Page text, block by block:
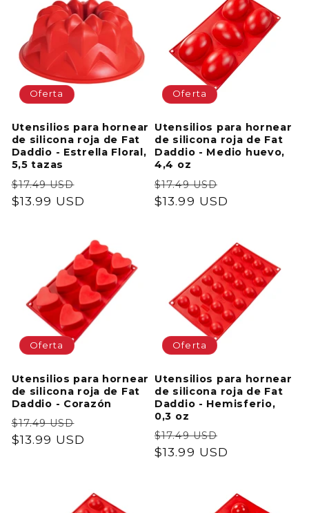
Oferta
Utensilios para hornear
de silicona roja de Fat
Daddio - Estrella Floral,
5,5 tazas
Precio
habitual
$17.49 USD
de
$13.99 USD
Oferta
Utensilios para hornear
de silicona roja de Fat
Daddio - Medio huevo,
4,4 oz
Precio
habitual
$17.49 USD
de
$13.99 USD
Oferta
Utensilios para hornear
de silicona roja de Fat
Daddio - Corazón
Precio
habitual
$17.49 USD
de
$13.99 USD
Oferta
Utensilios para hornear
de silicona roja de Fat
Daddio - Hemisferio,
0,3 oz
Precio
habitual
$17.49 USD
de
$13.99 USD